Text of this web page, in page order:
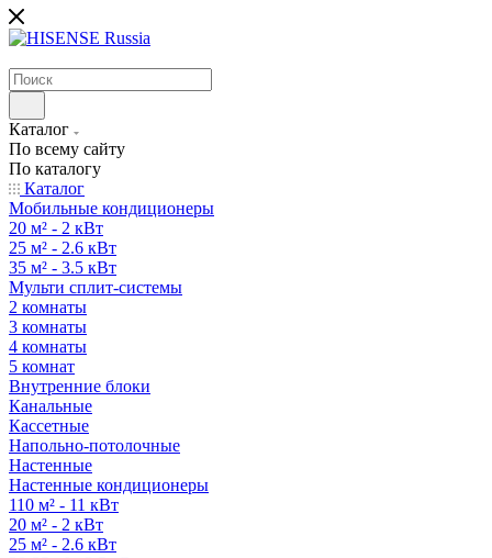
Каталог
По всему сайту
По каталогу
Каталог
Мобильные кондиционеры
20 м² - 2 кВт
25 м² - 2.6 кВт
35 м² - 3.5 кВт
Мульти сплит-системы
2 комнаты
3 комнаты
4 комнаты
5 комнат
Внутренние блоки
Канальные
Кассетные
Напольно-потолочные
Настенные
Настенные кондиционеры
110 м² - 11 кВт
20 м² - 2 кВт
25 м² - 2.6 кВт